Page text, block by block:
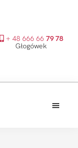
+ 48 666 66 79 78
Głogówek